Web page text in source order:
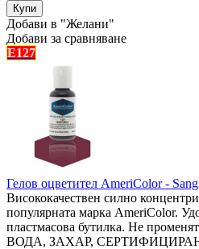
Добави в "Желани"
Добави за сравняване
E127
Гелов оцветител AmeriColor -
Висококачествен силно
популярната марка AmeriColor.
пластмасова бутилка. Не
ВОДА, ЗАХАР,